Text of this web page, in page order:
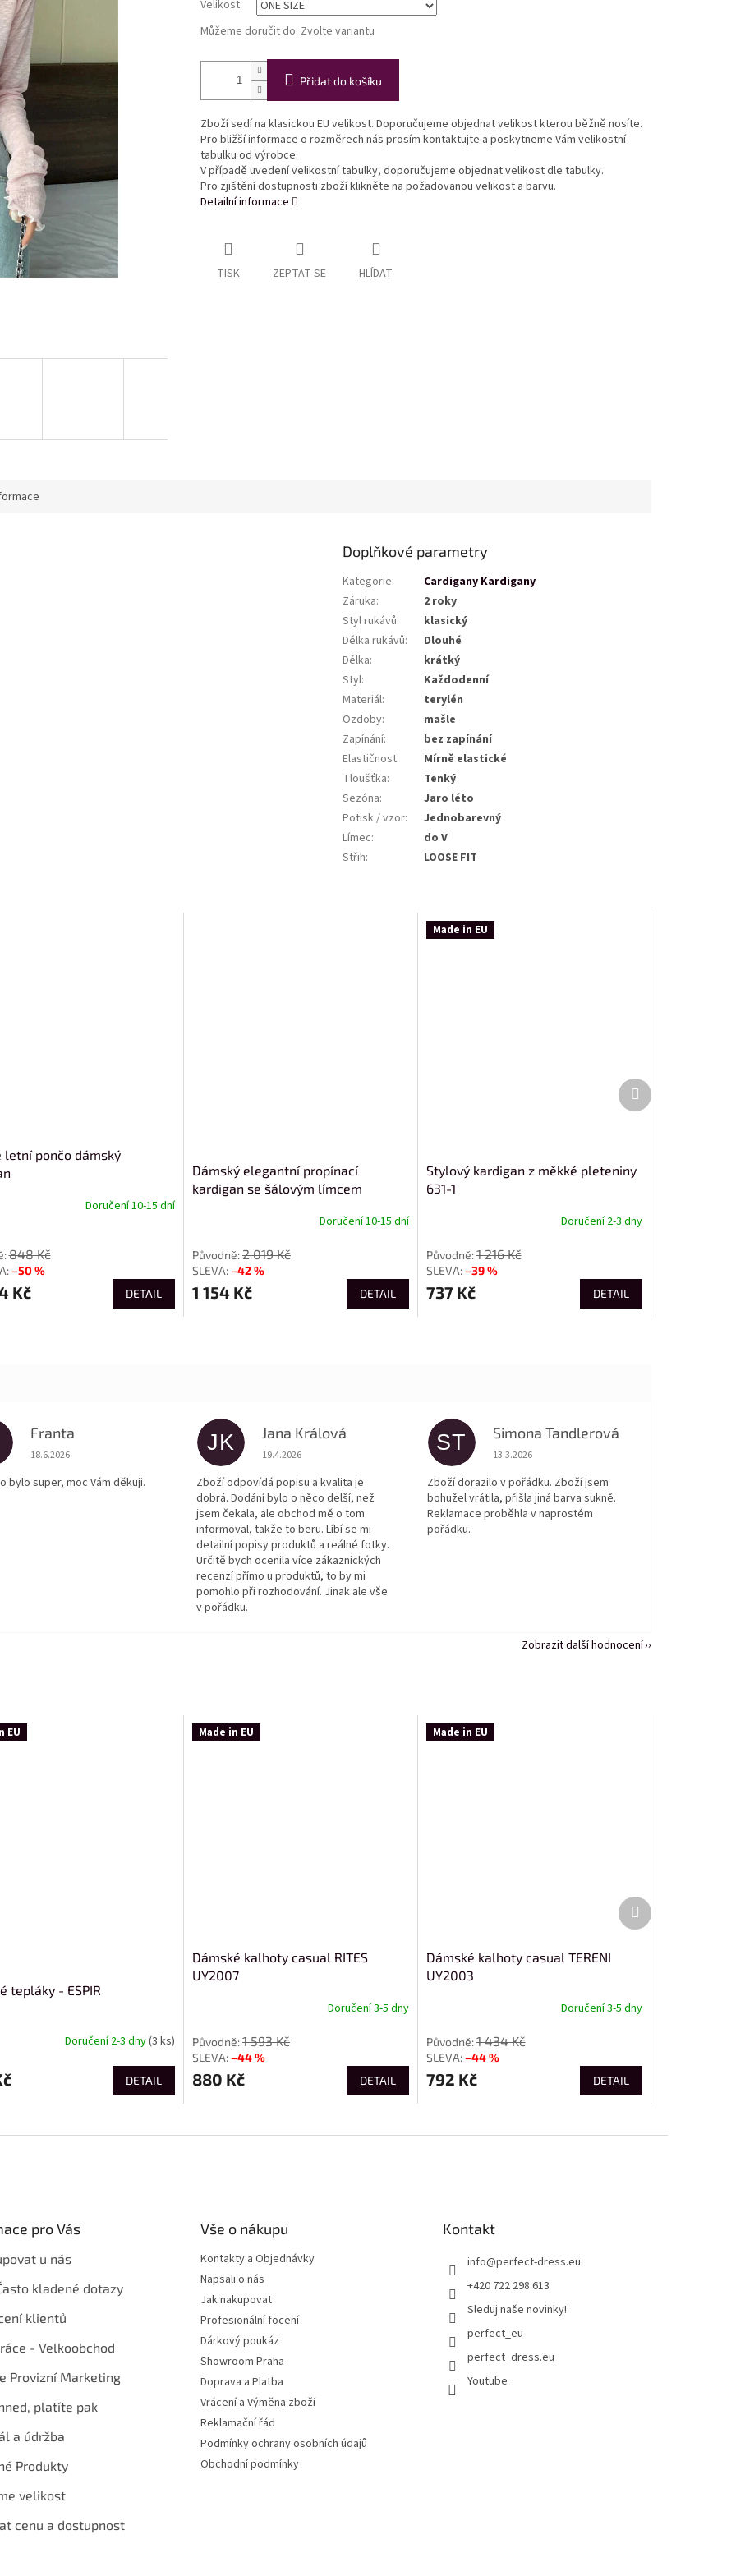
Velikost
Můžeme doručit do: Zvolte variantu
Přidat do košíku
Zboží sedí na klasickou EU velikost. Doporučujeme objednat velikost kterou běžně nosíte.
Pro bližší informace o rozměrech nás prosím kontaktujte a poskytneme Vám velikostní
tabulku od výrobce.
V případě uvedení velikostní tabulky, doporučujeme objednat velikost dle tabulky.
Pro zjištění dostupnosti zboží klikněte na požadovanou velikost a barvu.
Detailní informace
TISK ZEPTAT SE HLÍDAT
EU
tepláky - ESPIR
Doručení 2-3 dny(3 ks)
DETAIL
Made in EU
Dámské kalhoty casual RITES
UY2007
Doručení 3-5 dny
1 593 Kč
–44 %
880 Kč DETAIL
Made in EU
Dámské kalhoty casual TERENI
UY2003
Doručení 3-5 dny
1 434 Kč
–44 %
792 Kč DETAIL
Další
produkt
Doplňkové parametry
Kategorie:
Cardigany Kardigany
Záruka:
2 roky
Styl rukávů:
klasický
Délka rukávů:
Dlouhé
Délka:
krátký
Styl:
Každodenní
Materiál:
terylén
Ozdoby:
mašle
Zapínání:
bez zapínání
Elastičnost:
Mírně elastické
Tloušťka:
Tenký
Sezóna:
Jaro léto
Potisk / vzor:
Jednobarevný
Límec:
do V
Střih: LOOSE FIT
letní pončo dámský
Doručení 10-15 dní
848 Kč
–50 %
Kč DETAIL
Dámský elegantní propínací
kardigan se šálovým límcem
Doručení 10-15 dní
2 019 Kč
–42 %
1 154 Kč DETAIL
Made in EU
Stylový kardigan z měkké pleteniny
631-1
Doručení 2-3 dny
1 216 Kč
–39 %
737 Kč DETAIL
Další
produkt
Franta
Hodnocení obchodu je 5 z 5 hvězdiček.
18.6.2026
bylo super, moc Vám děkuji.
JK Jana Králová
Hodnocení obchodu je 5 z 5 hvězdiček.
19.4.2026
Zboží odpovídá popisu a kvalita je
dobrá. Dodání bylo o něco delší, než
jsem čekala, ale obchod mě o tom
informoval, takže to beru. Líbí se mi
detailní popisy produktů a reálné fotky.
Určitě bych ocenila více zákaznických
recenzí přímo u produktů, to by mi
pomohlo při rozhodování. Jinak ale vše
v pořádku.
ST Simona Tandlerová
Hodnocení obchodu je 5 z 5 hvězdiček.
13.3.2026
Zboží dorazilo v pořádku. Zboží jsem
bohužel vrátila, přišla jiná barva sukně.
Reklamace proběhla v naprostém
pořádku.
Zobrazit další hodnocení
pro Vás
u nás
kladené dotazy
klientů
- Velkoobchod
Provizní Marketing
platíte pak
a údržba
Produkty
velikost
cenu a dostupnost
Vše o nákupu
Kontakty a Objednávky
Napsali o nás
Jak nakupovat
Profesionální focení
Dárkový poukáz
Showroom Praha
Doprava a Platba
Vrácení a Výměna zboží
Reklamační řád
Podmínky ochrany osobních údajů
Obchodní podmínky
Kontakt
info@perfect-dress.eu
+420 722 298 613
Sleduj naše novinky!
perfect_eu
perfect_dress.eu
Youtube